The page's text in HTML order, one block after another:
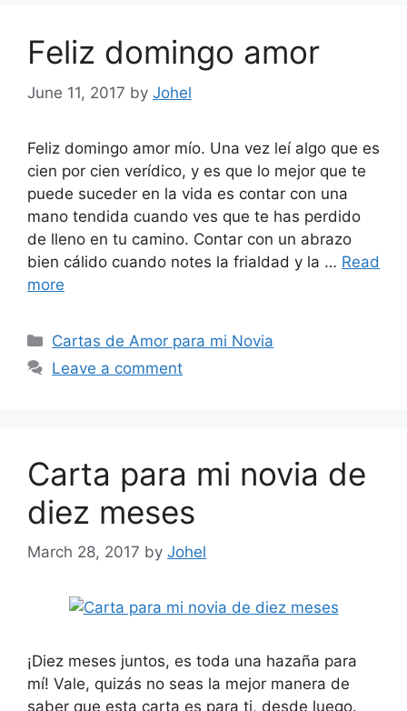
Feliz domingo amor
June 11, 2017 by Johel
Feliz domingo amor mío. Una vez leí algo que es
cien por cien verídico, y es que lo mejor que te
puede suceder en la vida es contar con una
mano tendida cuando ves que te has perdido
de lleno en tu camino. Contar con un abrazo
bien cálido cuando notes la frialdad y la … Read
more
Categories
Cartas de Amor para mi Novia
Leave a comment
Carta para mi novia de
diez meses
March 28, 2017 by Johel
¡Diez meses juntos, es toda una hazaña para
mí! Vale, quizás no seas la mejor manera de
saber que esta carta es para ti, desde luego.